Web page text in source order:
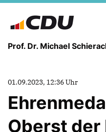
Prof. Dr. Michael
01.09.2023, 12:36 Uhr
Oberst der